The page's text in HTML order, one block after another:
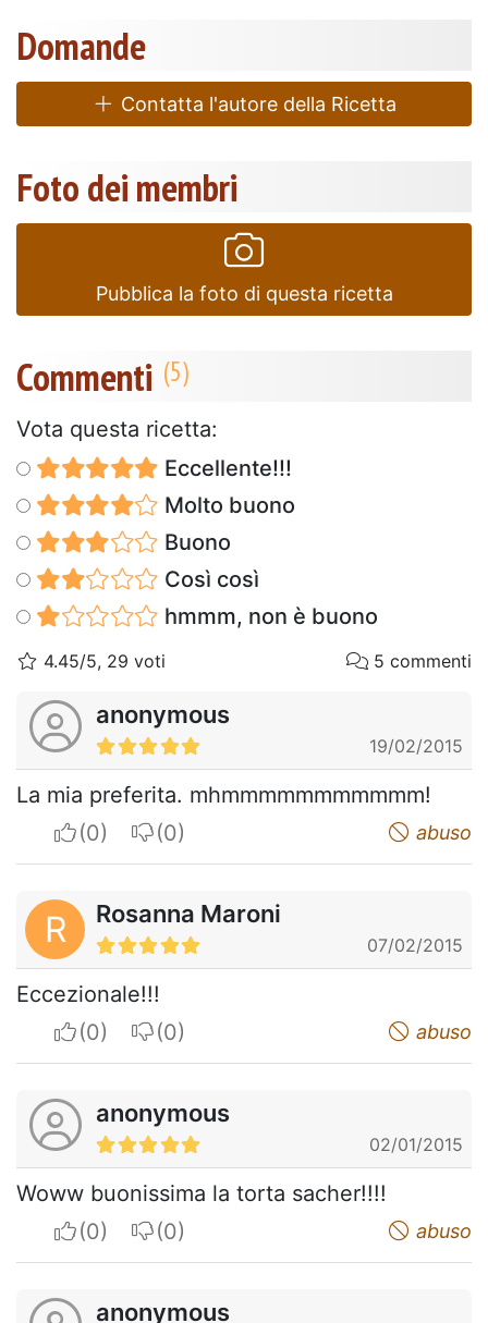
Domande
Contatta l'autore della Ricetta
Foto dei membri
Pubblica la foto di questa ricetta
Commenti
Vota questa ricetta:
Eccellente!!!
Molto buono
Buono
Così così
hmmm, non è buono
4.45/5, 29 voti 5 commenti
anonymous
19/02/2015
La mia preferita. mhmmmmmmmmmmm!
I apreciateI do not appreciate abuso
R Rosanna Maroni
07/02/2015
Eccezionale!!!
I apreciateI do not appreciate abuso
anonymous
02/01/2015
Woww buonissima la torta sacher!!!!
I apreciateI do not appreciate abuso
anonymous